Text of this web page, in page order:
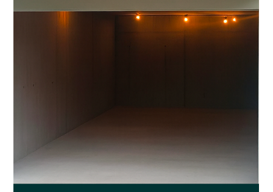
Sarah Buchilly
2 min de lecture
Le métavers : une nouvelle